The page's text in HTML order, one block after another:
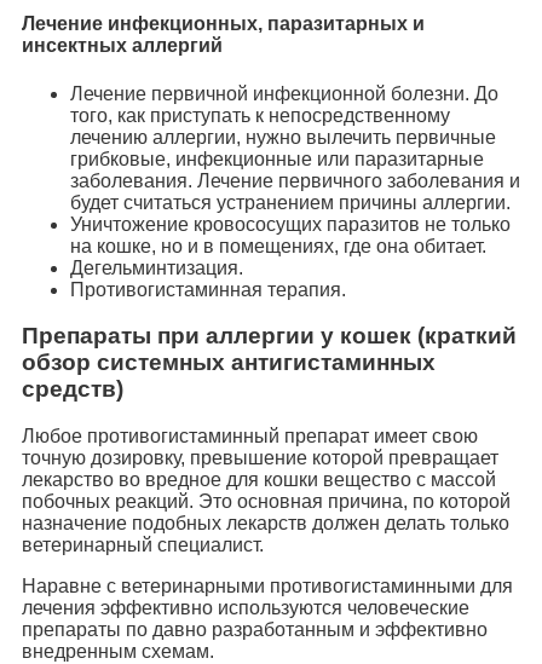
Лечение инфекционных, паразитарных и
инсектных аллергий
Лечение первичной инфекционной болезни. До
того, как приступать к непосредственному
лечению аллергии, нужно вылечить первичные
грибковые, инфекционные или паразитарные
заболевания. Лечение первичного заболевания и
будет считаться устранением причины аллергии.
Уничтожение кровососущих паразитов не только
на кошке, но и в помещениях, где она обитает.
Дегельминтизация.
Противогистаминная терапия.
Препараты при аллергии у кошек (краткий
обзор системных антигистаминных
средств)
Любое противогистаминный препарат имеет свою
точную дозировку, превышение которой превращает
лекарство во вредное для кошки вещество с массой
побочных реакций. Это основная причина, по которой
назначение подобных лекарств должен делать только
ветеринарный специалист.
Наравне с ветеринарными противогистаминными для
лечения эффективно используются человеческие
препараты по давно разработанным и эффективно
внедренным схемам.